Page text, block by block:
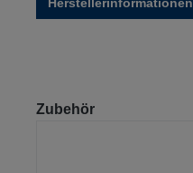
Herstellerinformationen
Produktgalerie überspringen
Zubehör